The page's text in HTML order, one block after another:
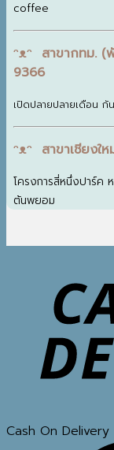
coffee
ᵔᴥᵔ สาขากทม.
9366
เปิดปลายปลายเดือน กั
ᵔᴥᵔ สาขาเชียง
โครงการสี่หนึ่งปาร์
ต้นพยอม
Cash On Delivery